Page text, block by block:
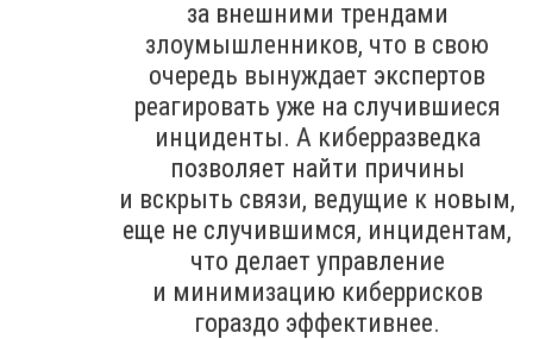
за внешними трендами
злоумышленников, что в свою
очередь вынуждает экспертов
реагировать уже на случившиеся
инциденты. А киберразведка
позволяет найти причины
и вскрыть связи, ведущие к новым,
еще не случившимся, инцидентам,
что делает управление
и минимизацию киберрисков
гораздо эффективнее.